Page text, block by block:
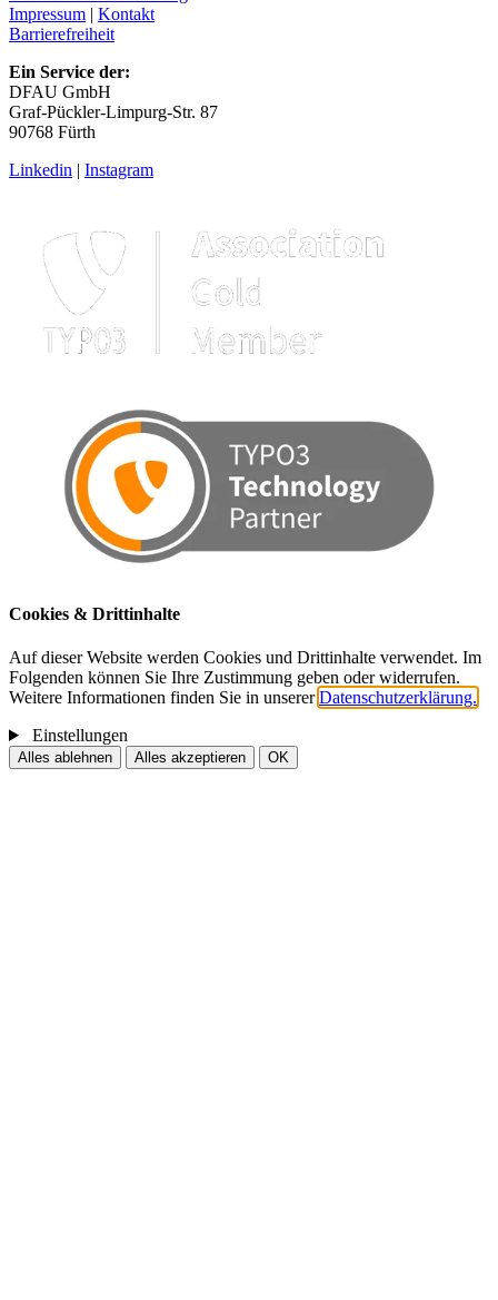
Impressum | Kontakt
Barrierefreiheit
Ein Service der:
DFAU GmbH
Graf-Pückler-Limpurg-Str. 87
90768 Fürth
Linkedin | Instagram
Cookies & Drittinhalte
Auf dieser Website werden Cookies und Drittinhalte verwendet. Im
Folgenden können Sie Ihre Zustimmung geben oder widerrufen.
Weitere Informationen finden Sie in unsererDatenschutzerklärung.
Einstellungen
Alles ablehnen Alles akzeptieren OK